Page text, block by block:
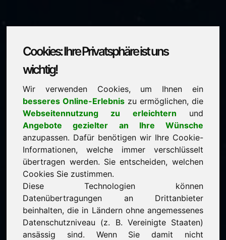
Cookies: Ihre Privatsphäre ist uns
wichtig!
Wir verwenden Cookies, um Ihnen ein
besseres Online-Erlebnis zu ermöglichen, die
Webseitennutzung zu erleichtern und
Angebote gezielter an Ihre Wünsche
anzupassen. Dafür benötigen wir Ihre Cookie-
Informationen, welche immer verschlüsselt
übertragen werden. Sie entscheiden, welchen
Cookies Sie zustimmen.
Diese Technologien können
Datenübertragungen an Drittanbieter
beinhalten, die in Ländern ohne angemessenes
Datenschutzniveau (z. B. Vereinigte Staaten)
ansässig sind. Wenn Sie damit nicht
steht zum Verkauf
Preis: 1.500,00 Euro(exkl. MwSt.)
NEU
Ausgewählte weitere Domains auf Find-Your-
Domain.eu
garantierter Bestpreis durch Direkterwerb
serviceorientierte Kaufabwicklung
persönlicher Ansprechpartner